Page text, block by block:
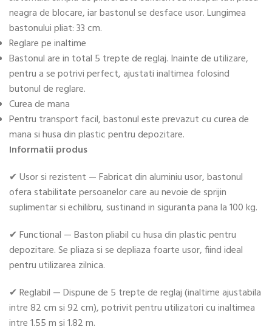
neagra de blocare, iar bastonul se desface usor. Lungimea
bastonului pliat: 33 cm.
Reglare pe inaltime
Bastonul are in total 5 trepte de reglaj. Inainte de utilizare,
pentru a se potrivi perfect, ajustati inaltimea folosind
butonul de reglare.
Curea de mana
Pentru transport facil, bastonul este prevazut cu curea de
mana si husa din plastic pentru depozitare.
Informatii produs
✔ Usor si rezistent — Fabricat din aluminiu usor, bastonul
ofera stabilitate persoanelor care au nevoie de sprijin
suplimentar si echilibru, sustinand in siguranta pana la 100 kg.
✔ Functional — Baston pliabil cu husa din plastic pentru
depozitare. Se pliaza si se depliaza foarte usor, fiind ideal
pentru utilizarea zilnica.
✔ Reglabil — Dispune de 5 trepte de reglaj (inaltime ajustabila
intre 82 cm si 92 cm), potrivit pentru utilizatori cu inaltimea
intre 1.55 m si 1.82 m.